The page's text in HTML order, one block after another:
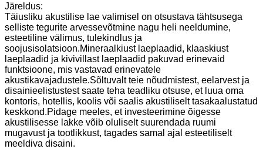
Järeldus:
Täiusliku akustilise lae valimisel on otsustava tähtsusega
selliste tegurite arvessevõtmine nagu heli neeldumine,
esteetiline välimus, tulekindlus ja
soojusisolatsioon.Mineraalkiust laeplaadid, klaaskiust
laeplaadid ja kivivillast laeplaadid pakuvad erinevaid
funktsioone, mis vastavad erinevatele
akustikavajadustele.Sõltuvalt teie nõudmistest, eelarvest ja
disainieelistustest saate teha teadliku otsuse, et luua oma
kontoris, hotellis, koolis või saalis akustiliselt tasakaalustatud
keskkond.Pidage meeles, et investeerimine õigesse
akustilisesse lakke võib oluliselt suurendada ruumi
mugavust ja tootlikkust, tagades samal ajal esteetiliselt
meeldiva disaini.